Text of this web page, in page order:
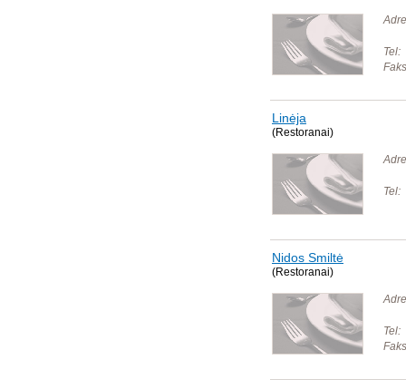
Tel:
Linėja
(Restoranai)
Tel:
Nidos Smiltė
(Restoranai)
Tel: